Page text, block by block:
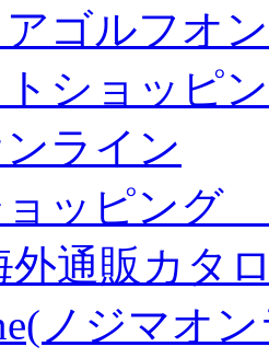
ゴルフオ
ショッピ
ライン
ョッピング
外通販カタ
ノジマオ